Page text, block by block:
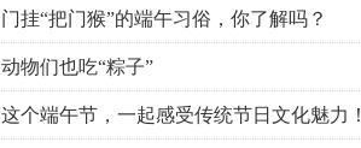
门挂“把门猴”的端午习俗，你了解吗？
动物们也吃“粽子”
这个端午节，一起感受传统节日文化魅力！